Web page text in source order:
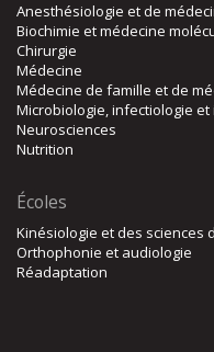
Anesthésiologie et de
Biochimie et médecine
Chirurgie
Médecine
Médecine de famille et de
Microbiologie, infectiologie et
Neurosciences
Nutrition
Écoles
Kinésiologie et des sciences
Orthophonie et audiologie
Réadaptation